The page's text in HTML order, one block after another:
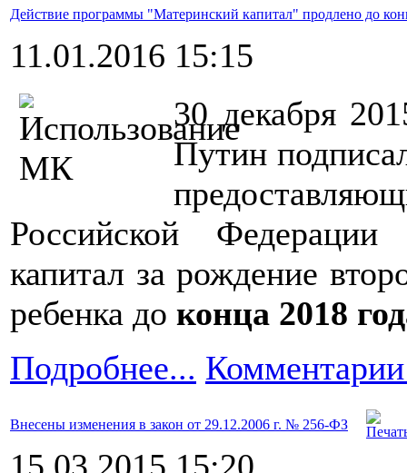
Действие программы "Материнский капитал" продлено до
11.01.2016 15:15
30 декабря
Путин
Российской
капитал за рождение
ребенка до конца 2018
Подробнее...
Внесены изменения в закон от 29.12.2006 г. № 256-ФЗ